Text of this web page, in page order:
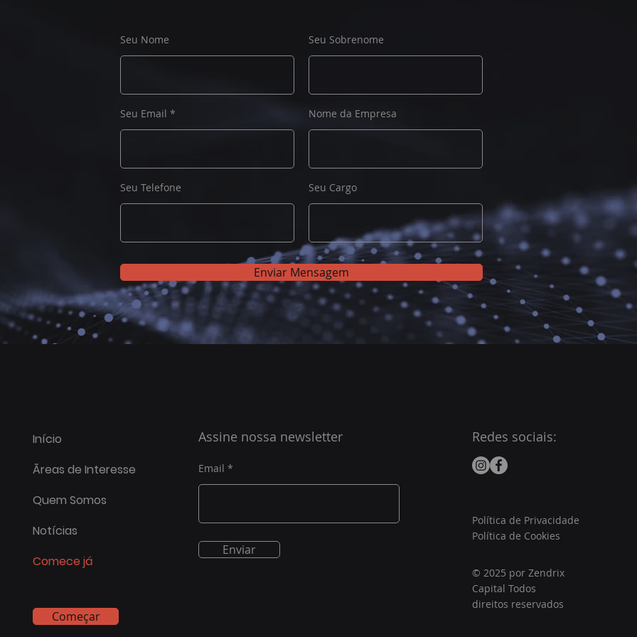
Seu Nome Seu Sobrenome
Seu Email Nome da Empresa
Seu Telefone Seu Cargo
Enviar Mensagem
Início
Ãreas de Interesse
Quem Somos
Notícias
Comece já
Começar
Assine nossa newsletter
Email
Enviar
Redes sociais:
Política de Privacidade
Política de Cookies
© 2025 por Zendrix
Capital Todos
direitos reservados